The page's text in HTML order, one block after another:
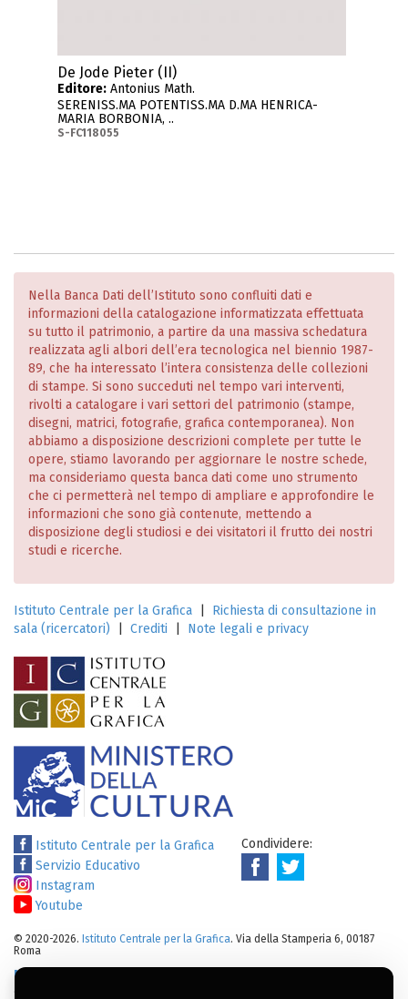
De Jode Pieter (II)
Editore: Antonius Math.
SERENISS.MA POTENTISS.MA D.MA HENRICA-
MARIA BORBONIA, ..
S-FC118055
Nella Banca Dati dell’Istituto sono confluiti dati e
informazioni della catalogazione informatizzata effettuata
su tutto il patrimonio, a partire da una massiva schedatura
realizzata agli albori dell’era tecnologica nel biennio 1987-
89, che ha interessato l’intera consistenza delle collezioni
di stampe. Si sono succeduti nel tempo vari interventi,
rivolti a catalogare i vari settori del patrimonio (stampe,
disegni, matrici, fotografie, grafica contemporanea). Non
abbiamo a disposizione descrizioni complete per tutte le
opere, stiamo lavorando per aggiornare le nostre schede,
ma consideriamo questa banca dati come uno strumento
che ci permetterà nel tempo di ampliare e approfondire le
informazioni che sono già contenute, mettendo a
disposizione degli studiosi e dei visitatori il frutto dei nostri
studi e ricerche.
Istituto Centrale per la Grafica
Richiesta di consultazione in
sala (ricercatori)
Crediti Note legali e privacy
Istituto Centrale per la Grafica
Servizio Educativo
Instagram
Youtube
Condividere:
© 2020-2026. Istituto Centrale per la Grafica. Via della Stamperia 6, 00187
Roma
Note legali
altro materiale pubblicato su questo sito sono soggetti alle leggi sul